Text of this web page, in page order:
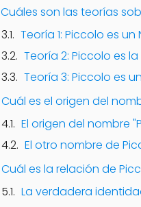
Cuáles son las teorías
Teoría 1: Piccolo es un
Teoría 2: Piccolo es
Teoría 3: Piccolo es
Cuál es el origen del
El origen del nombre
El otro nombre de
Cuál es la relación de
La verdadera